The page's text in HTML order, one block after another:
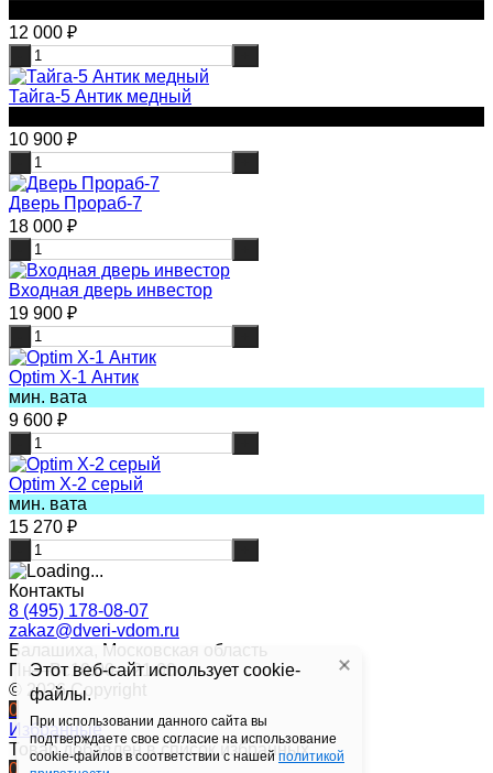
12 000 ₽
Тайга-5 Антик медный
10 900 ₽
Дверь Прораб-7
18 000 ₽
Входная дверь инвестор
19 900 ₽
Optim X-1 Антик
мин. вата
9 600 ₽
Optim X-2 серый
мин. вата
15 270 ₽
Контакты
8 (495) 178-08-07
zakaz@dveri-vdom.ru
Балашиха, Московская область
Пн—Вс10:00—21:00
Этот веб-сайт использует cookie-
файлы.
При использовании данного сайта вы
подтверждаете свое согласие на использование
cookie-файлов в соответствии с нашей политикой
© 2026 Copyright
0
Избранные
Товар добавлен в список избранных
0